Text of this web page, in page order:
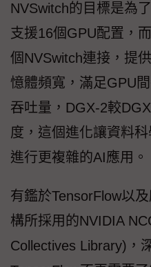
NVSwitch的目標是為
支援16個GPU配置，
個NVSwitch連接，提
憶體頻寬，滿足GPU
吞吐量，DGX-2較
度，這個進化讓資料
進行更複雜的AI應用。
有鑑於TensorFlow以
構所採用的NVIDIA
Collectives Library)，